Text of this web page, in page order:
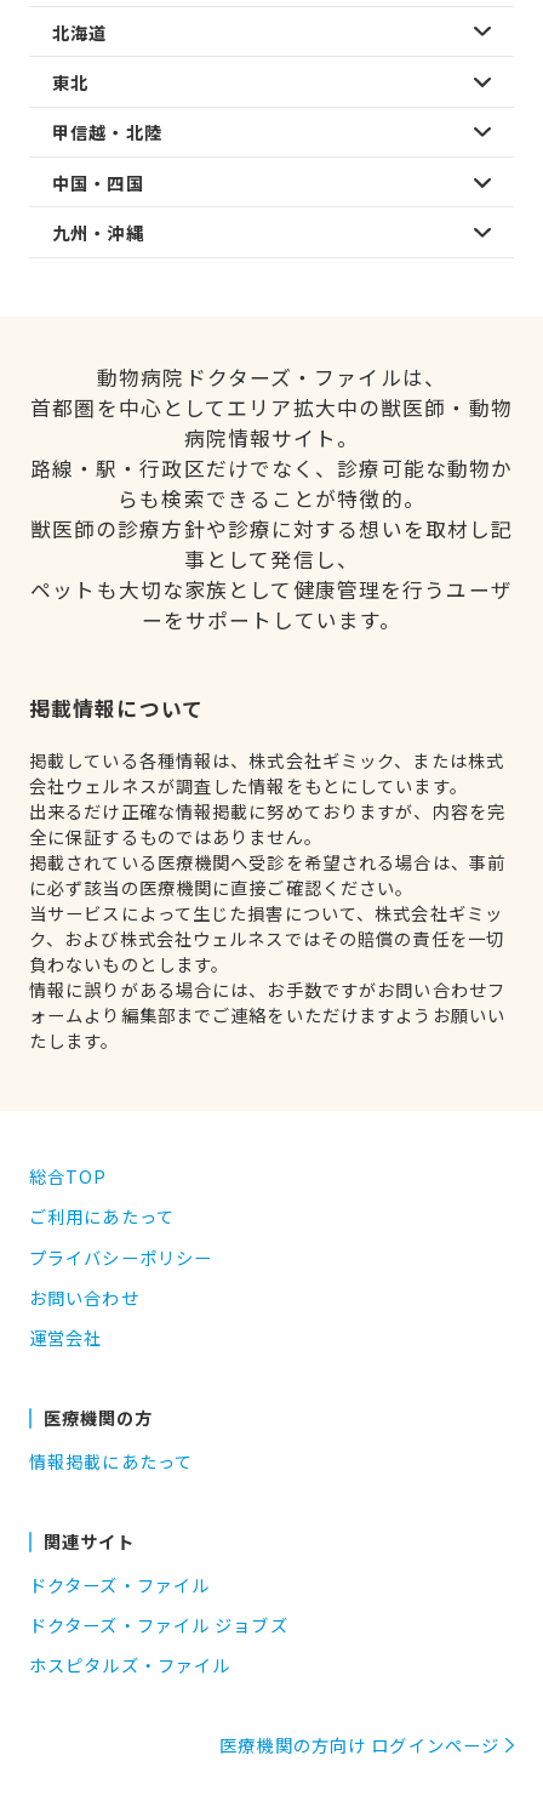
北海道
東北
甲信越・北陸
中国・四国
九州・沖縄
動物病院ドクターズ・ファイルは、
首都圏を中心としてエリア拡大中の獣医師・動物
病院情報サイト。
路線・駅・行政区だけでなく、診療可能な動物か
らも検索できることが特徴的。
獣医師の診療方針や診療に対する想いを取材し記
事として発信し、
ペットも大切な家族として健康管理を行うユーザ
ーをサポートしています。
掲載情報について
掲載している各種情報は、株式会社ギミック、または株式
会社ウェルネスが調査した情報をもとにしています。
出来るだけ正確な情報掲載に努めておりますが、内容を完
全に保証するものではありません。
掲載されている医療機関へ受診を希望される場合は、事前
に必ず該当の医療機関に直接ご確認ください。
当サービスによって生じた損害について、株式会社ギミッ
ク、および株式会社ウェルネスではその賠償の責任を一切
負わないものとします。
情報に誤りがある場合には、お手数ですがお問い合わせフ
ォームより編集部までご連絡をいただけますようお願いい
たします。
総合TOP
ご利用にあたって
プライバシーポリシー
お問い合わせ
運営会社
医療機関の方
情報掲載にあたって
関連サイト
ドクターズ・ファイル
ドクターズ・ファイル ジョブズ
ホスピタルズ・ファイル
医療機関の方向け ログインページ